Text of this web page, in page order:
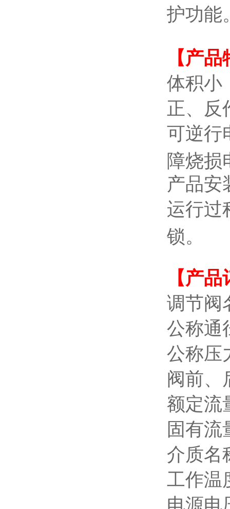
护功能
【产品
体积小
正、反
可逆行
障烧损
产品安
运行过
锁。
【产
调节阀
公称通
公称压
阀前、
额定流
固有流
介质名
工作温
电源电